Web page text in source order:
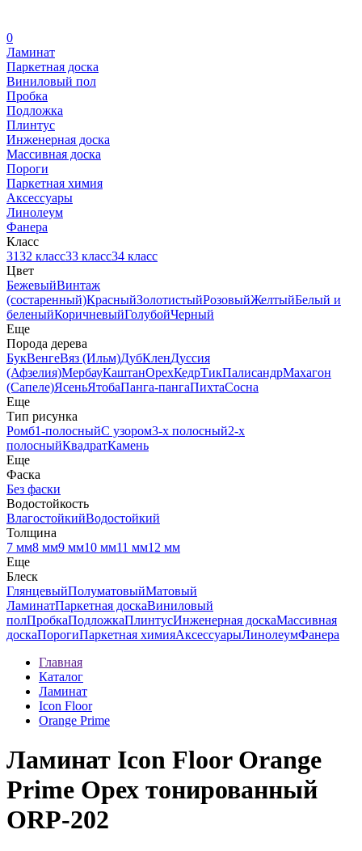
0
Ламинат
Паркетная доска
Виниловый пол
Пробка
Подложка
Плинтус
Инженерная доска
Массивная доска
Пороги
Паркетная химия
Аксессуары
Линолеум
Фанера
Класс
3132 класс33 класс34 класс
Цвет
БежевыйВинтаж
(состаренный)КрасныйЗолотистыйРозовыйЖелтыйБелый и
беленыйКоричневыйГолубойЧерный
Еще
Порода дерева
БукВенгеВяз (Ильм)ДубКленДуссия
(Афзелия)МербауКаштанОрехКедрТикПалисандрМахагон
(Сапеле)ЯсеньЯтобаПанга-пангаПихтаСосна
Еще
Тип рисунка
Ромб1-полосныйС узором3-х полосный2-х
полосныйКвадратКамень
Еще
Фаска
Без фаски
Водостойкость
ВлагостойкийВодостойкий
Толщина
7 мм8 мм9 мм10 мм11 мм12 мм
Еще
Блеск
ГлянцевыйПолуматовыйМатовый
ЛаминатПаркетная доскаВиниловый
полПробкаПодложкаПлинтусИнженерная доскаМассивная
доскаПорогиПаркетная химияАксессуарыЛинолеумФанера
Главная
Каталог
Ламинат
Icon Floor
Orange Prime
Ламинат Icon Floor Orange
Prime Орех тонированный
ORP-202